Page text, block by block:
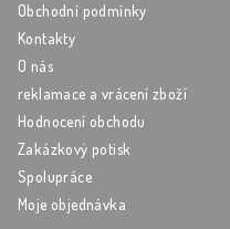
Obchodní podmínky
Kontakty
O nás
reklamace a vrácení zboží
Hodnocení obchodu
Zakázkový potisk
Spolupráce
Moje objednávka